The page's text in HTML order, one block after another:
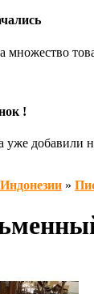
множество
!
уже
»